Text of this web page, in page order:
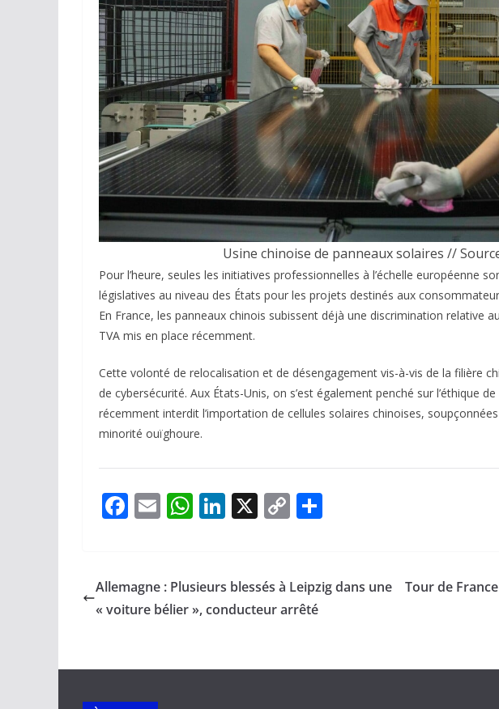
Usine chinoise de panneaux solaires //
Pour l’heure, seules les initiatives professionnelles à l’échelle européenne
législatives au niveau des États pour les projets destinés aux
En France, les panneaux chinois subissent déjà une discrimination relative
TVA mis en place récemment.
Cette volonté de relocalisation et de désengagement vis-à-vis de la filière
de cybersécurité. Aux États-Unis, on s’est également penché sur l’éthique
récemment interdit l’importation de cellules solaires chinoises,
minorité ouïghoure.
F
b
o
k
E
l
W
s
A
p
Li
e
dI
X C
y
Li
k
g
Allemagne : Plusieurs blessés à Leipzig dans une
« voiture bélier », conducteur arrêté
Tour de